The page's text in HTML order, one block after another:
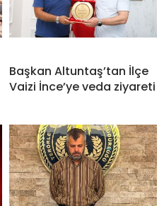
Başkan Altuntaş’tan İlçe
Vaizi İnce’ye veda ziyareti